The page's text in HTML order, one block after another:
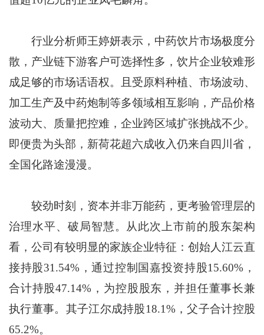
行业分析师王婷妍表示，中药饮片市场极度分
散，产业链下游客户可选择性多，饮片企业较难形
成足够的市场话语权。且受原料种植、市场波动、
加工生产及中药炮制等多领域相互影响，产品价格
波动大、质量把控难，企业跨区域扩张挑战不少。
即便贵为头部，新荷花超六成收入仍来自四川省，
全国化路途漫漫。
较劲时刻，资本并非万能药，更考验管理层的
治理水平、破局智慧。从此次上市前的股东架构
看，公司有较明显的家族企业特征：创始人江云直
接持股31.54%，通过控制国嘉投资持股15.60%，
合计持股47.14%，为控股股东，并担任董事长兼
执行董事。其子江尔成持股18.1%，父子合计控股
65.2%。